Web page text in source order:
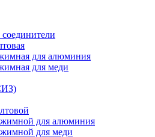
для алюминия
для меди
для алюминия
для меди